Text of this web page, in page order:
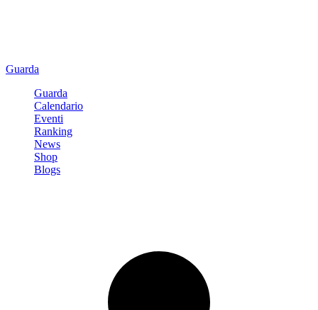
Guarda
Guarda
Calendario
Eventi
Ranking
News
Shop
Blogs